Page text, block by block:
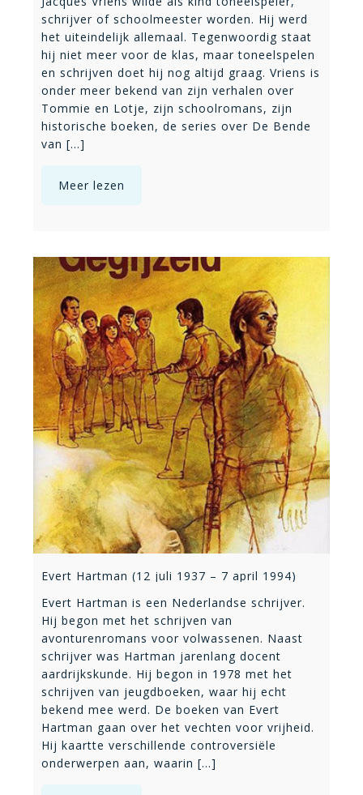
schrijver of schoolmeester worden. Hij werd
het uiteindelijk allemaal. Tegenwoordig staat
hij niet meer voor de klas, maar toneelspelen
en schrijven doet hij nog altijd graag. Vriens is
onder meer bekend van zijn verhalen over
Tommie en Lotje, zijn schoolromans, zijn
historische boeken, de series over De Bende
van [...]
Meer lezen
Evert Hartman (12 juli 1937 – 7 april 1994)
Evert Hartman is een Nederlandse schrijver.
Hij begon met het schrijven van
avonturenromans voor volwassenen. Naast
schrijver was Hartman jarenlang docent
aardrijkskunde. Hij begon in 1978 met het
schrijven van jeugdboeken, waar hij echt
bekend mee werd. De boeken van Evert
Hartman gaan over het vechten voor vrijheid.
Hij kaartte verschillende controversiële
onderwerpen aan, waarin [...]